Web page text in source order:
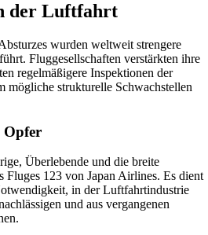
der Luftfahrt
wurden weltweit strengere
Fluggesellschaften verstärkten ihre
regelmäßigere Inspektionen der
mögliche strukturelle Schwachstellen
Opfer
Überlebende und die breite
123 von Japan Airlines. Es dient
in der Luftfahrtindustrie
und aus vergangenen